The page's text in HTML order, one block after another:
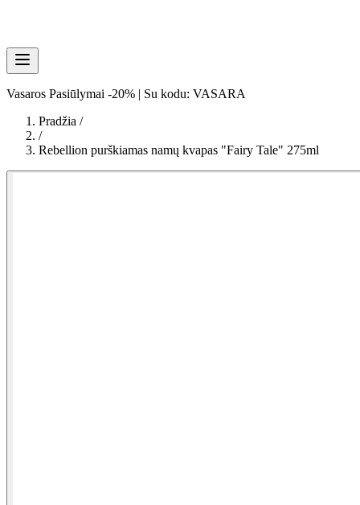
Vasaros Pasiūlymai -20% | Su kodu: VASARA
Pradžia /
/
Rebellion purškiamas namų kvapas "Fairy Tale" 275ml